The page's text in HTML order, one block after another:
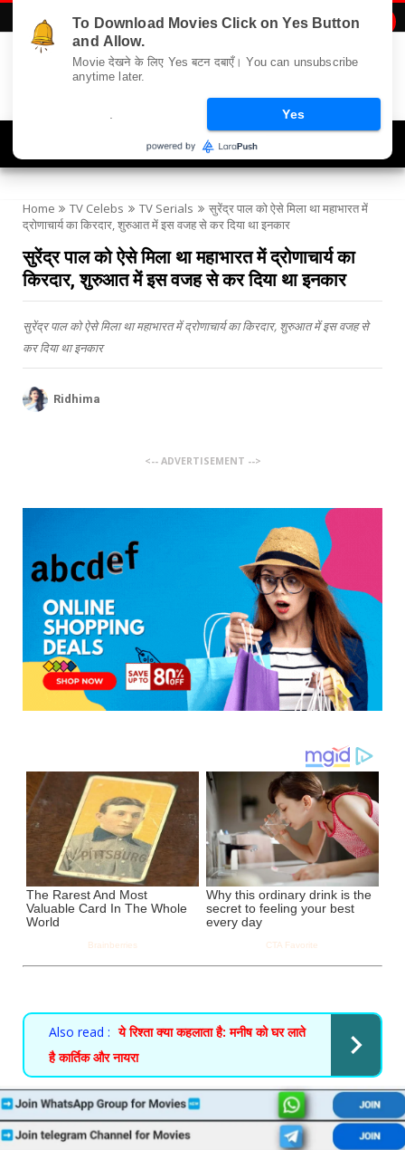
Home TV Celebs TV Serials
सुरेंद्र पाल को ऐसे मिला था महाभारत में
द्रोणाचार्य का किरदार, शुरुआत में इस वजह से कर दिया था इनकार
सुरेंद्र पाल को ऐसे मिला था महाभारत में द्रोणाचार्य का
किरदार, शुरुआत में इस वजह से कर दिया था इनकार
सुरेंद्र पाल को ऐसे मिला था महाभारत में द्रोणाचार्य का किरदार, शुरुआत में इस वजह से
कर दिया था इनकार
Ridhima
<-- ADVERTISEMENT -->
Also read : ये रिश्ता क्या कहलाता है: मनीष को घर लाते
है कार्तिक और नायरा
To Download Movies Click on Yes Button
and Allow.
Movie देखने के लिए Yes बटन दबाएँ। You can unsubscribe
anytime later.
Yes